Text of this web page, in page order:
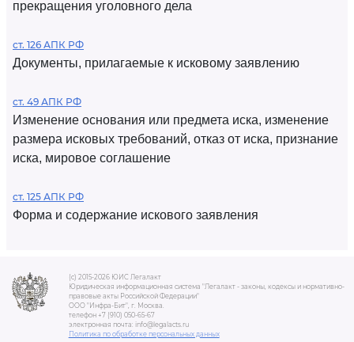
прекращения уголовного дела
ст. 126 АПК РФ
Документы, прилагаемые к исковому заявлению
ст. 49 АПК РФ
Изменение основания или предмета иска, изменение
размера исковых требований, отказ от иска, признание
иска, мировое соглашение
ст. 125 АПК РФ
Форма и содержание искового заявления
(c) 2015-2026 ЮИС Легалакт
Юридическая информационная система "Легалакт - законы, кодексы и нормативно-
правовые акты Российской Федерации"
ООО "Инфра-Бит", г. Москва.
телефон +7 (910) 050-65-67
электронная почта: info@legalacts.ru
Политика по обработке персональных данных